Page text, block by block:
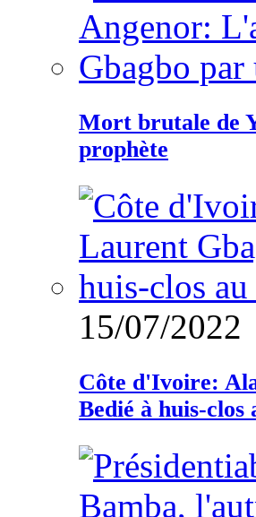
Mort brutale de
prophète
15/07/2022
Côte d'Ivoire:
Bedié à huis-clos